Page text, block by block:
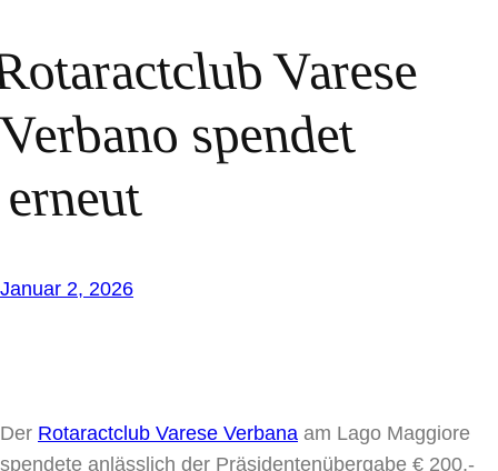
Varese
spendet
erneut
Januar 2, 2026
Der Rotaractclub Varese Verbana am Lago Maggiore
spendete anlässlich der Präsidentenübergabe € 200,-